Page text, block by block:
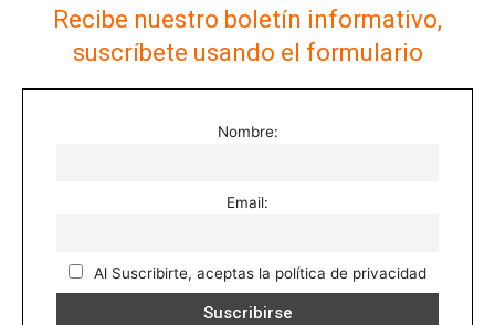
Recibe nuestro boletín informativo,
suscríbete usando el formulario
Nombre:
Email:
Al Suscribirte, aceptas la política de privacidad